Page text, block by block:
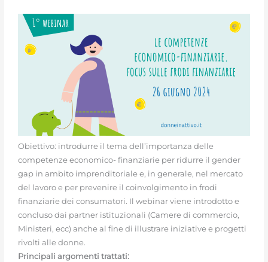
Obiettivo: introdurre il tema dell’importanza delle
competenze economico- finanziarie per ridurre il gender
gap in ambito imprenditoriale e, in generale, nel mercato
del lavoro e per prevenire il coinvolgimento in frodi
finanziarie dei consumatori. Il webinar viene introdotto e
concluso dai partner istituzionali (Camere di commercio,
Ministeri, ecc) anche al fine di illustrare iniziative e progetti
rivolti alle donne.
Principali argomenti trattati: